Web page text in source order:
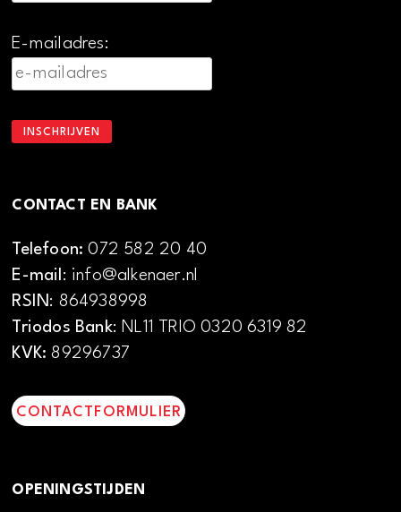
E-mailadres:
CONTACT EN BANK
Telefoon:072 582 20 40
E-mail: info@alkenaer.nl
RSIN: 864938998
Triodos Bank: NL11 TRIO 0320 6319 82
KVK: 89296737
CONTACTFORMULIER
OPENINGSTIJDEN